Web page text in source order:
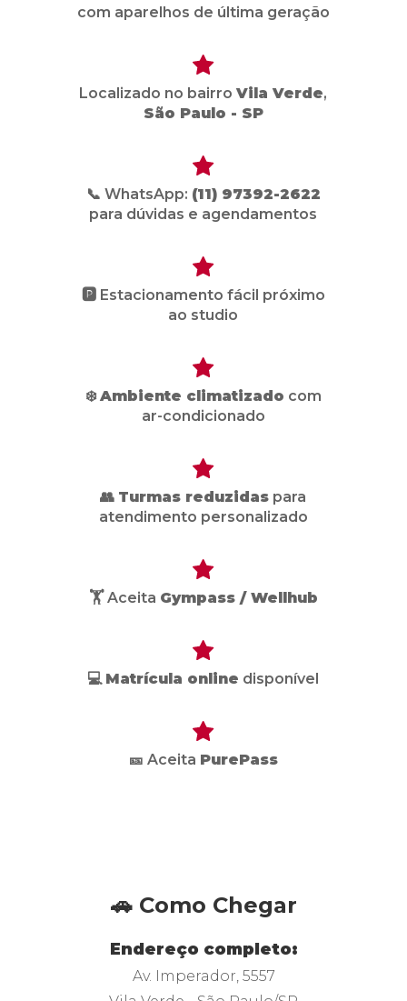
com aparelhos de última geração
Localizado no bairroVila Verde,
São Paulo - SP
📞 WhatsApp: (11) 97392-2622
para dúvidas e agendamentos
🅿️ Estacionamento fácil próximo
ao studio
❄️Ambiente climatizado com
ar-condicionado
👥 Turmas reduzidas para
atendimento personalizado
🏋️ Aceita Gympass / Wellhub
💻 Matrícula online disponível
🎫 Aceita PurePass
🚗 Como Chegar
Endereço completo:
Av. Imperador, 5557